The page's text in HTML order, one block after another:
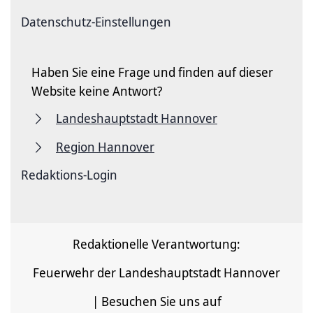
Datenschutz-Einstellungen
Haben Sie eine Frage und finden auf dieser
Website keine Antwort?
Landeshauptstadt Hannover
Region Hannover
Redaktions-Login
Redaktionelle Verantwortung:
Feuerwehr der Landeshauptstadt Hannover
| Besuchen Sie uns auf